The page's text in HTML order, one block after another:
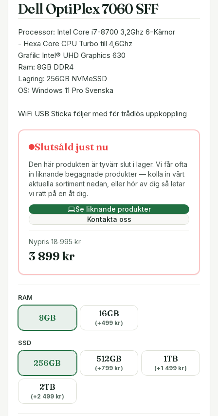
Dell OptiPlex 7060 SFF
Processor: Intel Core i7-8700 3,2Ghz 6-Kärnor
- Hexa Core CPU Turbo till 4,6Ghz
Grafik: Intel® UHD Graphics 630
Ram: 8GB DDR4
Lagring: 256GB NVMeSSD
OS: Windows 11 Pro Svenska
WiFi USB Sticka följer med för trådlös uppkoppling
Slutsåld just nu
Den här produkten är tyvärr slut i lager. Vi får ofta
in liknande begagnade produkter — kolla in vårt
aktuella sortiment nedan, eller hör av dig så letar
vi rätt på en åt dig.
Se liknande produkter
Kontakta oss
Nypris 18 995kr
3 899 kr
RAM
8GB 16GB
(+499kr)
SSD
256GB 512GB
(+799kr)
1TB
(+1 499 kr)
2TB
(+2 499kr)